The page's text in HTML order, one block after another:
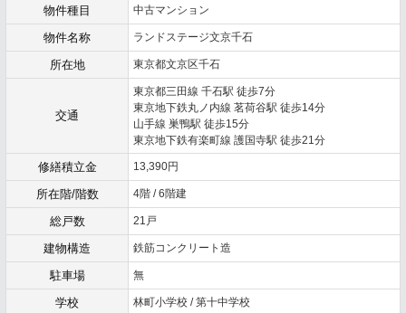
物件種目 中古マンション
物件名称 ランドステージ文京千石
所在地 東京都文京区千石
交通
東京都三田線 千石駅 徒歩7分
東京地下鉄丸ノ内線 茗荷谷駅 徒歩14分
山手線 巣鴨駅 徒歩15分
東京地下鉄有楽町線 護国寺駅 徒歩21分
修繕積立金 13,390円
所在階/階数 4階 / 6階建
総戸数 21戸
建物構造 鉄筋コンクリート造
駐車場 無
学校 林町小学校 / 第十中学校